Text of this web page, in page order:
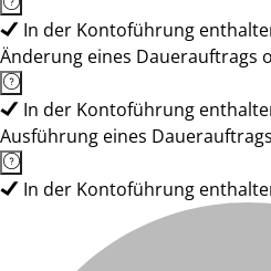
In der Kontoführung
Änderung eines Dauerauftrags
In der Kontoführung
Ausführung eines Dauerauftrags
In der Kontoführung